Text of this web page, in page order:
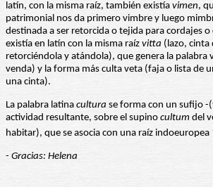
latín, con la misma raíz, también existía vimen,
patrimonial nos da primero vimbre y luego
destinada a ser retorcida o tejida para cordajes
existía en latín con la misma raíz vitta (lazo, cinta
retorciéndola y atándola), que genera la palabra
venda) y la forma más culta veta (faja o lista de
una cinta).
La palabra latina cultura se forma con un sufijo -
actividad resultante, sobre el supino cultum del
habitar), que se asocia con una raíz indoeuropea
- Gracias: Helena